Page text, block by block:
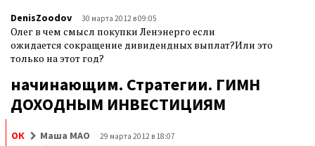
DenisZoodov 30 марта 2012 в 09:05
Олег в чем смысл покупки Ленэнерго если
ожидается сокращение дивидендных выплат?Или это
только на этот год?
начинающим. Стратегии. ГИМН
ДОХОДНЫМ ИНВЕСТИЦИЯМ
ОК Маша МАО 29 марта 2012 в 18:07